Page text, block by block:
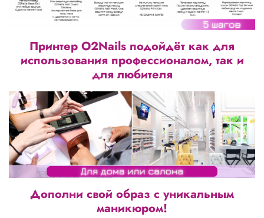
Принтер O2Nails подойдёт как для
использования профессионалом, так и
для любителя
Дополни свой образ с уникальным
маникюром!